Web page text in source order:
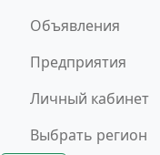
Объявления
Предприятия
Личный кабинет
Выбрать регион